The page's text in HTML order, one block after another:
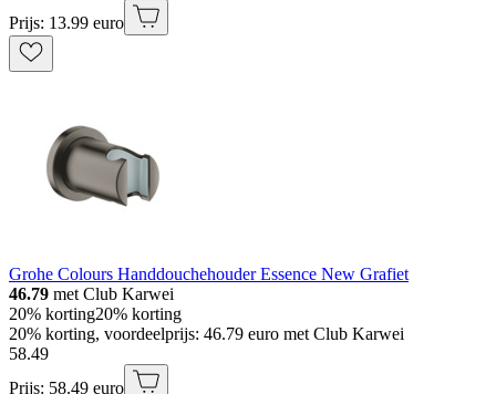
Prijs: 13.99 euro
Grohe Colours Handdouchehouder Essence New Grafiet
46.79 met Club Karwei
20% korting20% korting
20% korting, voordeelprijs: 46.79 euro met Club Karwei
58.49
Prijs: 58.49 euro